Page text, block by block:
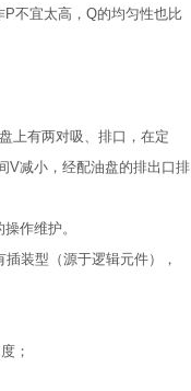
不宜太高，Q的均匀性也比
上有两对吸、排口，在定
V减小，经配油盘的排出口排
作维护。
装型（源于逻辑元件），
；